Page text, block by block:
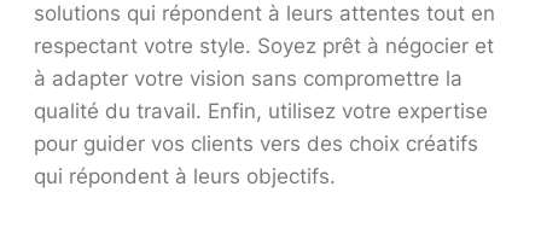
solutions qui répondent à leurs attentes tout en
respectant votre style. Soyez prêt à négocier et
à adapter votre vision sans compromettre la
qualité du travail. Enfin, utilisez votre expertise
pour guider vos clients vers des choix créatifs
qui répondent à leurs objectifs.